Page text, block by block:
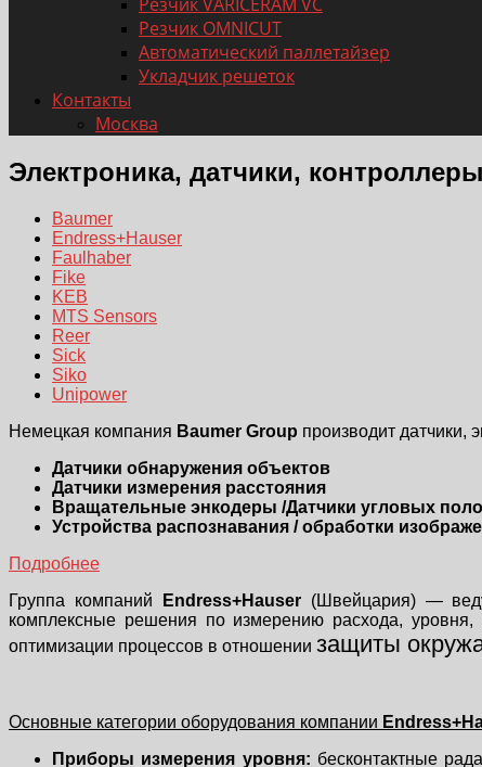
Резчик OMNICUT
Автоматический паллетайзер
Укладчик решеток
Контакты
Москва
Электроника, датчики,
Baumer
Endress+Hauser
Faulhaber
Fike
KEB
MTS Sensors
Reer
Sick
Siko
Unipower
Немецкая компания Baumer Group производит датчики,
Датчики обнаружения объектов
Датчики измерения расстояния
Вращательные энкодеры /Датчики угловых
Устройства распознавания / обработки
Подробнее
Группа компаний
Endress+Hauser(Швейцария) —
комплексные решения по измерению расхода,
оптимизации процессов в отношении защиты
Основные категории оборудования компании
Приборы измерения уровня: бесконтактные